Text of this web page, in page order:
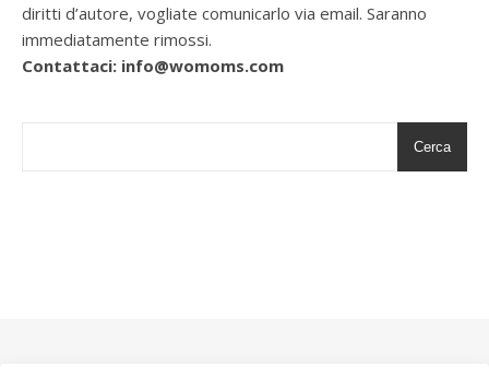
diritti d’autore, vogliate comunicarlo via email. Saranno
immediatamente rimossi.
Contattaci: info@womoms.com
Cerca